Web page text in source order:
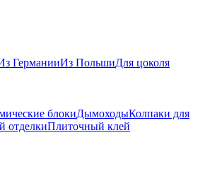
ГерманииИз ПольшиДля цоколя
блокиДымоходыКолпаки для
отделкиПлиточный клей